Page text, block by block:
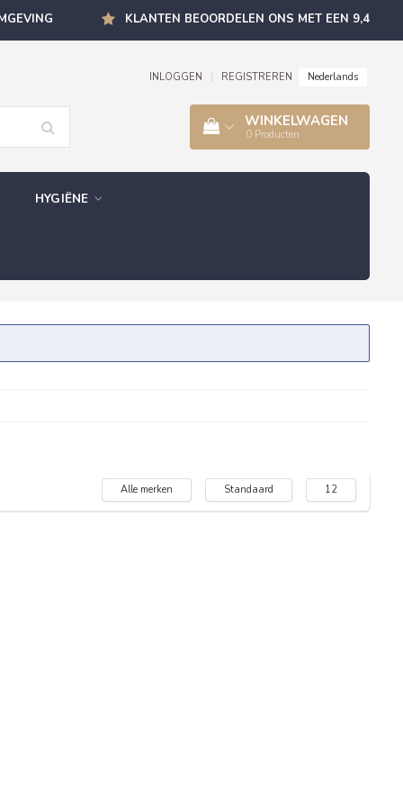
KLANTEN BEOORDELEN ONS MET EEN 9,4
INLOGGEN REGISTREREN Nederlands
WINKELWAGEN
0 Producten
HYGIËNE
Alle merken Standaard 12